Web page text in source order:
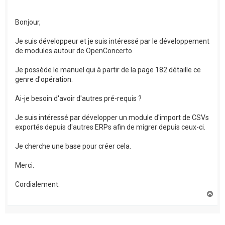
Bonjour,
Je suis développeur et je suis intéressé par le développement
de modules autour de OpenConcerto.
Je possède le manuel qui à partir de la page 182 détaille ce
genre d'opération.
Ai-je besoin d'avoir d'autres pré-requis ?
Je suis intéressé par développer un module d'import de CSVs
exportés depuis d'autres ERPs afin de migrer depuis ceux-ci.
Je cherche une base pour créer cela.
Merci.
Cordialement.